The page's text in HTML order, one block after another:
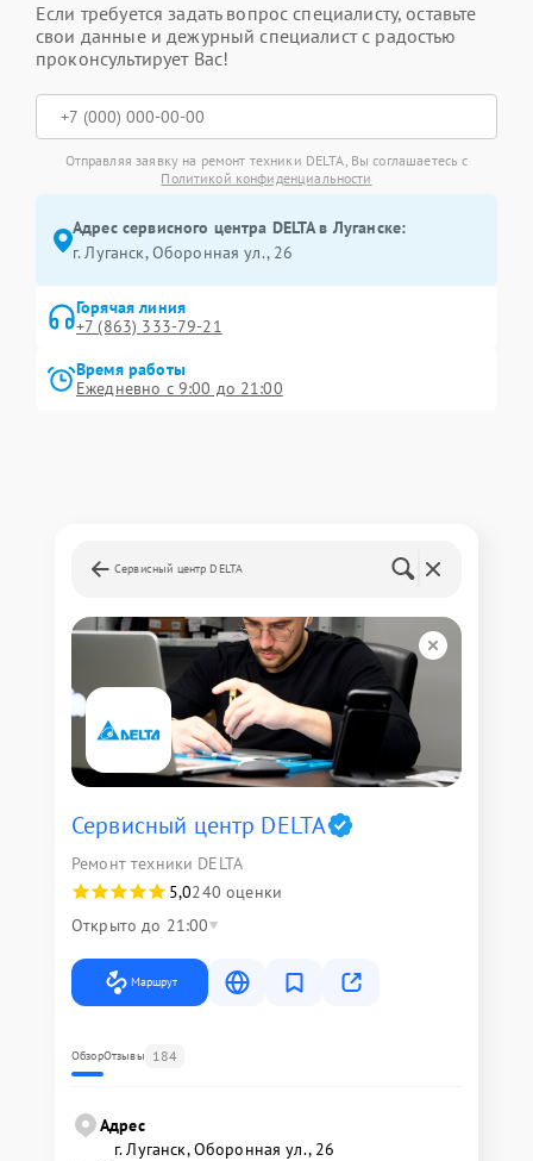
Если требуется задать вопрос специалисту, оставьте
свои данные и дежурный специалист с радостью
проконсультирует Вас!
Отправляя заявку на ремонт техники DELTA, Вы соглашаетесь с
Политикой конфиденциальности
Адрес сервисного центра DELTA в Луганске:
г. Луганск, Оборонная ул., 26
Горячая линия
+7 (863) 333-79-21
Время работы
Ежедневно с 9:00 до 21:00
Сервисный центр DELTA
Сервисный центр DELTA
Ремонт техники DELTA
5,0240 оценки
Открыто до 21:00
Маршрут
ОбзорОтзывы 184
Адрес
г. Луганск, Оборонная ул., 26